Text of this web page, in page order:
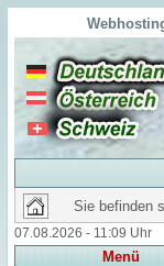
Sie befinden
07.08.2026 - 11:09 Uhr
Menü